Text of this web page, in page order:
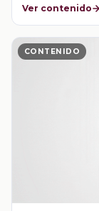
Ver contenido
CONTENIDO